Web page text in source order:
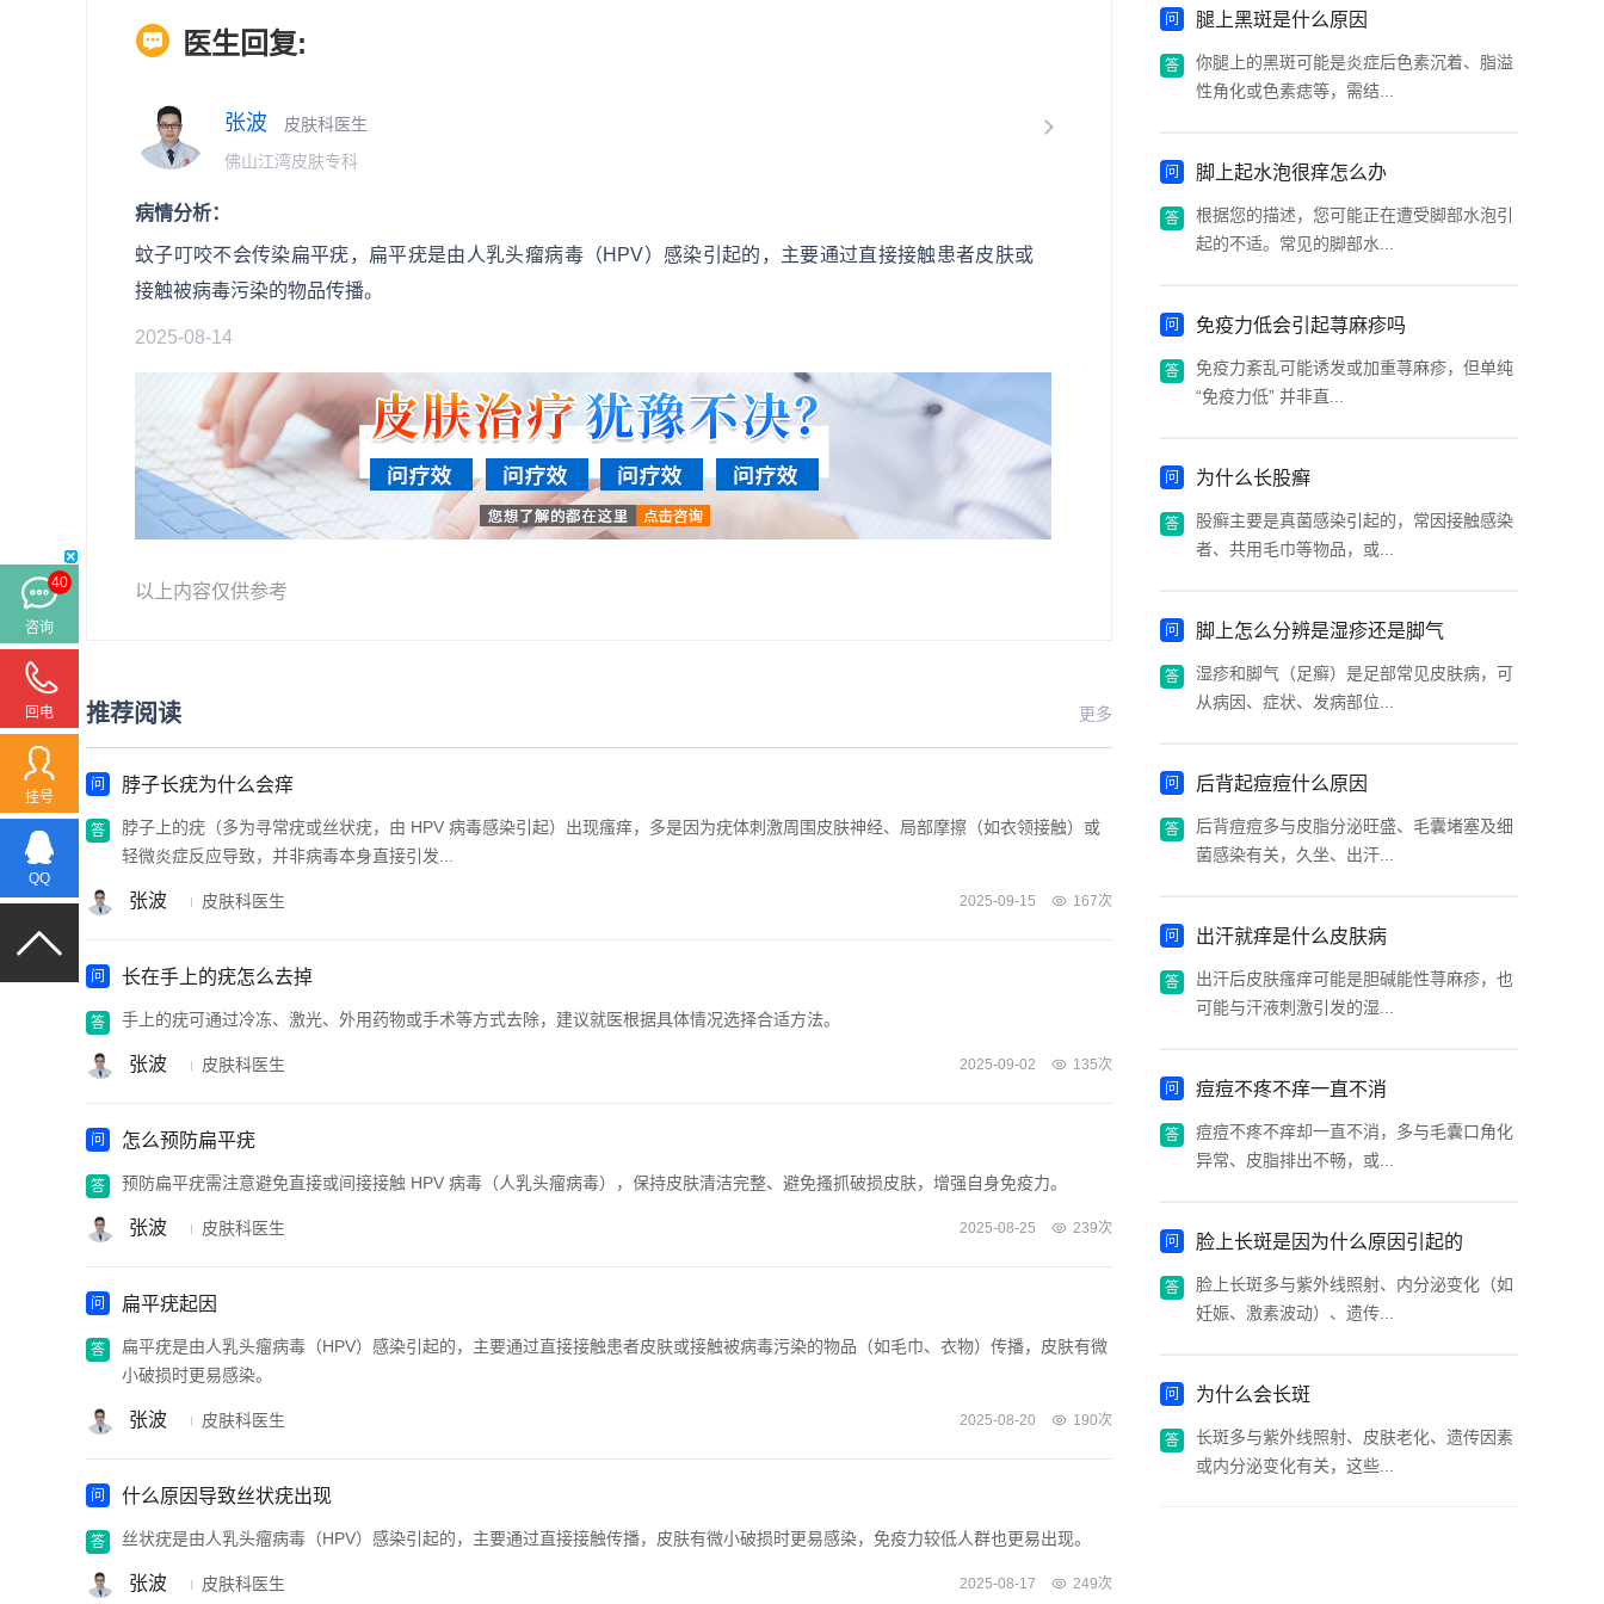
医生回复:
张波
皮肤科医生
佛山江湾皮肤专科
病情分析：
蚊子叮咬不会传染扁平疣，扁平疣是由人乳头瘤病毒（HPV）感染引起的，主要通过直接接触患者皮肤或
接触被病毒污染的物品传播。
2025-08-14
以上内容仅供参考
推荐阅读 更多
脖子长疣为什么会痒
脖子上的疣（多为寻常疣或丝状疣，由 HPV 病毒感染引起）出现瘙痒，多是因为疣体刺激周围皮肤神经、局部摩擦（如衣领接触）或
轻微炎症反应导致，并非病毒本身直接引发...
张波 皮肤科医生 2025-09-15 167次
长在手上的疣怎么去掉
手上的疣可通过冷冻、激光、外用药物或手术等方式去除，建议就医根据具体情况选择合适方法。
张波 皮肤科医生 2025-09-02 135次
怎么预防扁平疣
预防扁平疣需注意避免直接或间接接触 HPV 病毒（人乳头瘤病毒），保持皮肤清洁完整、避免搔抓破损皮肤，增强自身免疫力。
张波 皮肤科医生 2025-08-25 239次
扁平疣起因
扁平疣是由人乳头瘤病毒（HPV）感染引起的，主要通过直接接触患者皮肤或接触被病毒污染的物品（如毛巾、衣物）传播，皮肤有微
小破损时更易感染。
张波 皮肤科医生 2025-08-20 190次
什么原因导致丝状疣出现
丝状疣是由人乳头瘤病毒（HPV）感染引起的，主要通过直接接触传播，皮肤有微小破损时更易感染，免疫力较低人群也更易出现。
张波 皮肤科医生 2025-08-17 249次
腿上黑斑是什么原因
你腿上的黑斑可能是炎症后色素沉着、脂溢
性角化或色素痣等，需结...
脚上起水泡很痒怎么办
根据您的描述，您可能正在遭受脚部水泡引
起的不适。常见的脚部水...
免疫力低会引起荨麻疹吗
免疫力紊乱可能诱发或加重荨麻疹，但单纯
“免疫力低” 并非直...
为什么长股癣
股癣主要是真菌感染引起的，常因接触感染
者、共用毛巾等物品，或...
脚上怎么分辨是湿疹还是脚气
湿疹和脚气（足癣）是足部常见皮肤病，可
从病因、症状、发病部位...
后背起痘痘什么原因
后背痘痘多与皮脂分泌旺盛、毛囊堵塞及细
菌感染有关，久坐、出汗...
出汗就痒是什么皮肤病
出汗后皮肤瘙痒可能是胆碱能性荨麻疹，也
可能与汗液刺激引发的湿...
痘痘不疼不痒一直不消
痘痘不疼不痒却一直不消，多与毛囊口角化
异常、皮脂排出不畅，或...
脸上长斑是因为什么原因引起的
脸上长斑多与紫外线照射、内分泌变化（如
妊娠、激素波动）、遗传...
为什么会长斑
长斑多与紫外线照射、皮肤老化、遗传因素
或内分泌变化有关，这些...
40
咨询
回电
挂号
QQ